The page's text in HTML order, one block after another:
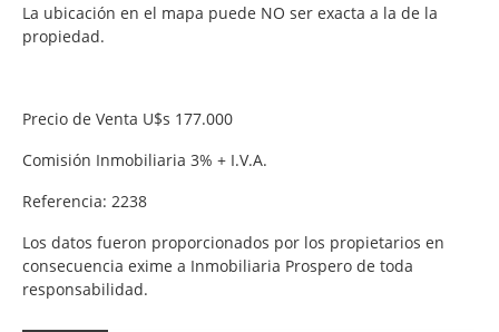
La ubicación en el mapa puede NO ser exacta a la de la
propiedad.
Precio de Venta U$s 177.000
Comisión Inmobiliaria 3% + I.V.A.
Referencia: 2238
Los datos fueron proporcionados por los propietarios en
consecuencia exime a Inmobiliaria Prospero de toda
responsabilidad.